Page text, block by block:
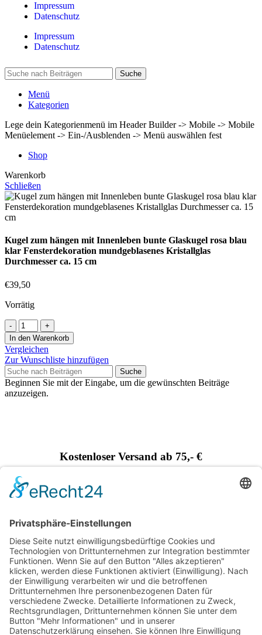
Impressum
Datenschutz
Impressum
Datenschutz
Suche
Menü
Kategorien
Lege dein Kategorienmenü im Header Builder -> Mobile -> Mobile
Menüelement -> Ein-/Ausblenden -> Menü auswählen fest
Shop
Warenkorb
Schließen
Kugel zum hängen mit Innenleben bunte Glaskugel rosa blau
klar Fensterdekoration mundgeblasenes Kristallglas
Durchmesser ca. 15 cm
€39,50
Vorrätig
In den Warenkorb
Vergleichen
Zur Wunschliste hinzufügen
Suche
Beginnen Sie mit der Eingabe, um die gewünschten Beiträge
anzuzeigen.
Kostenloser Versand ab 75,- €
Handgefertigt in Europa
Perfekt als Geschenk